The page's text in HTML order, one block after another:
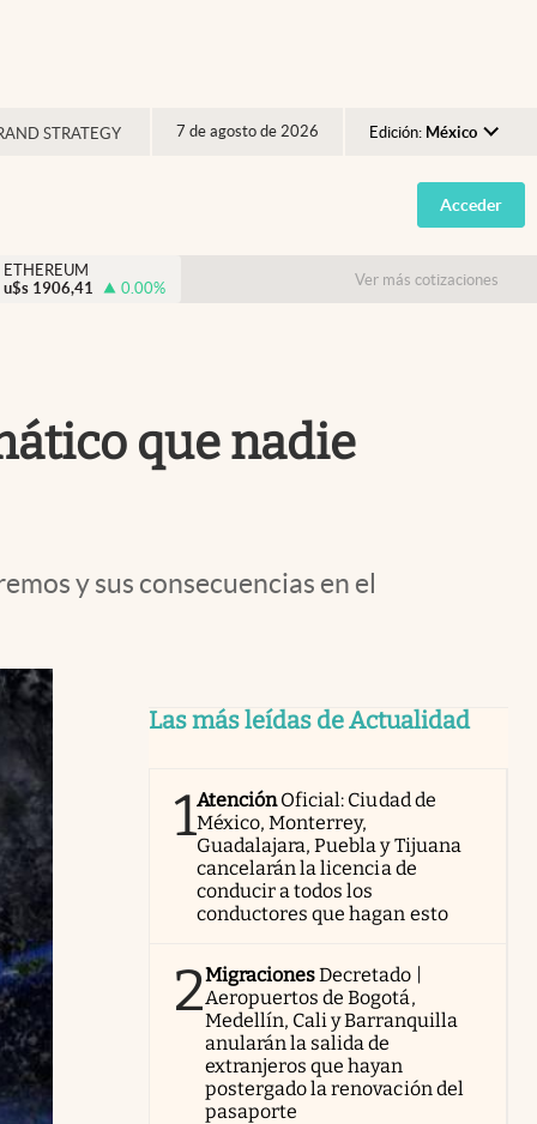
STRATEGY 7 de agosto de 2026 Edición: México
Argentina
España
USA
Acceder
ETHEREUM
u$s 1906,41 0.00% Ver más cotizaciones
que nadie
y sus consecuencias en el
Las más leídas de Actualidad
1AtenciónOficial: Ciudad de
México, Monterrey,
Guadalajara, Puebla y Tijuana
cancelarán la licencia de
conducir a todos los
conductores que hagan esto
2MigracionesDecretado |
Aeropuertos de Bogotá,
Medellín, Cali y Barranquilla
anularán la salida de
extranjeros que hayan
postergado la renovación del
pasaporte